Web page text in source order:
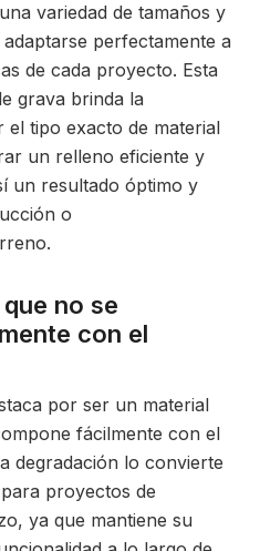
variedad de tamaños y
perfectamente a
de cada proyecto. Esta
grava brinda la
el tipo exacto de material
un relleno eficiente y
un resultado óptimo y
o
no se
con el
por ser un material
fácilmente con el
degradación lo convierte
proyectos de
ya que mantiene su